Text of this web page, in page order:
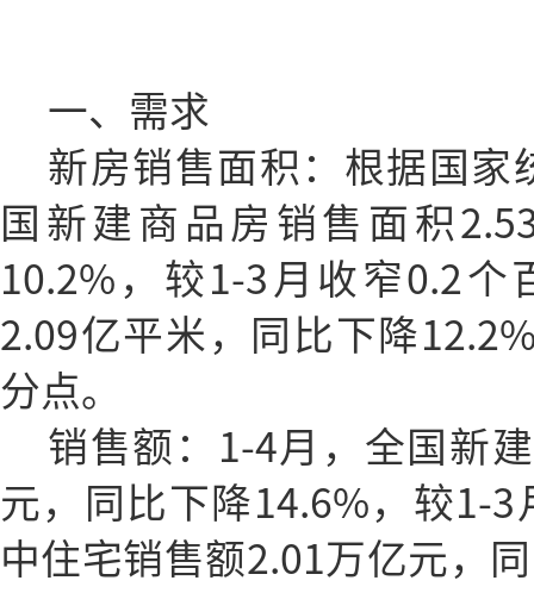
一、需求
新房销售面积：根据国家
国新建商品房销售面积
10.2%，较1-3月收窄0.2个
2.09亿平米，同比下降
分点。
销售额：1-4月，全国新
元，同比下降14.6%，较1-
中住宅销售额2.01万亿元，